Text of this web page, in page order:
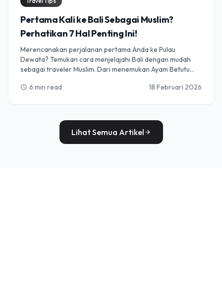
Pertama Kali ke Bali Sebagai Muslim?
Perhatikan 7 Hal Penting Ini!
Merencanakan perjalanan pertama Anda ke Pulau
Dewata? Temukan cara menjelajahi Bali dengan mudah
sebagai traveler Muslim. Dari menemukan Ayam Betutu
memahami etika lokal, hingga keajaiban Nyepi, panduan ini
schedule 6 min read 18 Februari 2026
Lihat Semua Artikel arrow_forward